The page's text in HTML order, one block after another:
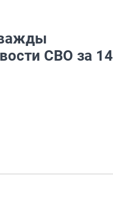
СВО за 14